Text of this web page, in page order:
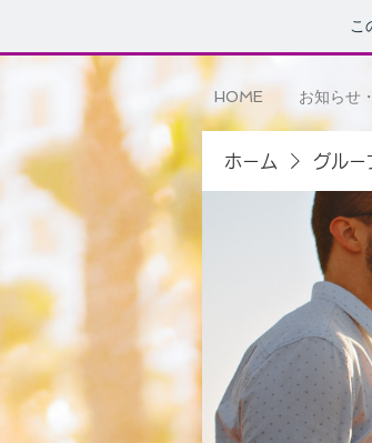
こ
HOME お知らせ
ホーム グルー